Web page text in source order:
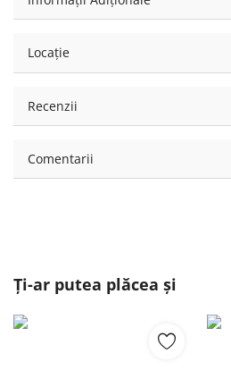
Locație
Recenzii
Comentarii
Ți-ar putea plăcea și